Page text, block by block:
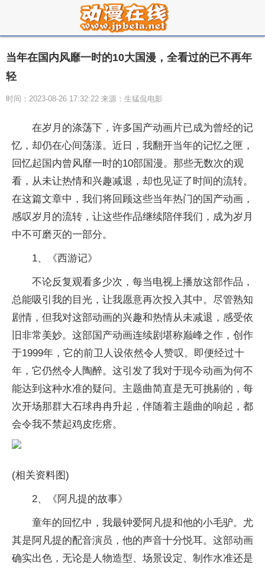
当年在国内风靡一时的10大国漫，全看过的已不再年
轻
时间：2023-08-26 17:32:22 来源：生猛侃电影
在岁月的涤荡下，许多国产动画片已成为曾经的记
忆，却仍在心间荡漾。近日，我翻开当年的记忆之匣，
回忆起国内曾风靡一时的10部国漫。那些无数次的观
看，从未让热情和兴趣减退，却也见证了时间的流转。
在这篇文章中，我们将回顾这些当年热门的国产动画，
感叹岁月的流转，让这些作品继续陪伴我们，成为岁月
中不可磨灭的一部分。
1、《西游记》
不论反复观看多少次，每当电视上播放这部作品，
总能吸引我的目光，让我愿意再次投入其中。尽管熟知
剧情，但我对这部动画的兴趣和热情从未减退，感受依
旧非常美妙。这部国产动画连续剧堪称巅峰之作，创作
于1999年，它的前卫人设依然令人赞叹。即便经过十
年，它仍然令人陶醉。这引发了我对于现今动画为何不
能达到这种水准的疑问。主题曲简直是无可挑剔的，每
次开场那群大石球冉冉升起，伴随着主题曲的响起，都
会令我不禁起鸡皮疙瘩。
(相关资料图)
2、《阿凡提的故事》
童年的回忆中，我最钟爱阿凡提和他的小毛驴。尤
其是阿凡提的配音演员，他的声音十分悦耳。这部动画
确实出色，无论是人物造型、场景设定、制作水准还是